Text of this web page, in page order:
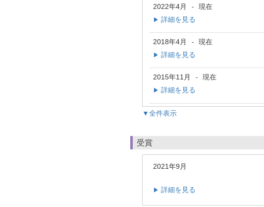
2022年4月 - 現在
▶ 詳細を見る
2018年4月 - 現在
▶ 詳細を見る
2015年11月 - 現在
▶ 詳細を見る
▼全件表示
受賞
2021年9月
▶ 詳細を見る